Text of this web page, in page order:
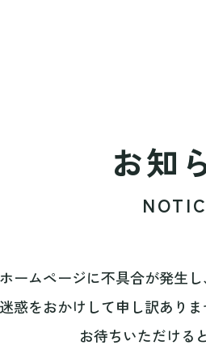
お知
ームページに不具合が発生し
惑をおかけして申し訳あり
お待ちいただける